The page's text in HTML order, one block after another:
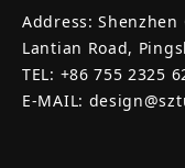
Address: Shenzhen
Lantian Road,
TEL: +86 755 2325
E-MAIL: